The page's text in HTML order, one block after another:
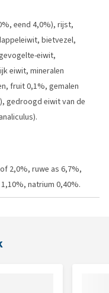
eend 4,0%), rijst,
bietvezel,
eiwit,
eiwit, mineralen
fruit 0,1%, gemalen
gedroogd eiwit van de
2,0%, ruwe as 6,7%,
natrium 0,40%.